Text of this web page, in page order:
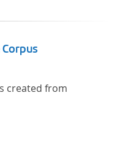
created from